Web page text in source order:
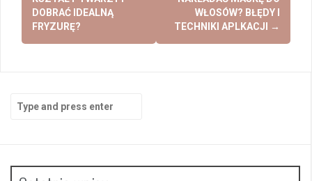
DOBRAĆ IDEALNĄ
FRYZURĘ?
WŁOSÓW? BŁĘDY I
TECHNIKI APLKACJI
→
for: